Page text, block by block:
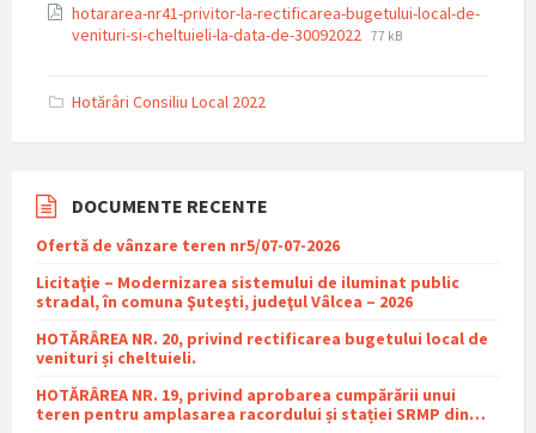
hotararea-nr41-privitor-la-rectificarea-bugetului-local-de-
venituri-si-cheltuieli-la-data-de-30092022 File
File
77 kB
Hotărâri Consiliu Local 2022
DOCUMENTE RECENTE
Ofertă de vânzare teren nr5/07-07-2026
Licitaţie – Modernizarea sistemului de iluminat public
stradal, în comuna Şuteşti, judeţul Vâlcea – 2026
HOTĂRÂREA NR. 20, privind rectificarea bugetului local de
venituri și cheltuieli.
HOTĂRÂREA NR. 19, privind aprobarea cumpărării unui
teren pentru amplasarea racordului și stației SRMP din